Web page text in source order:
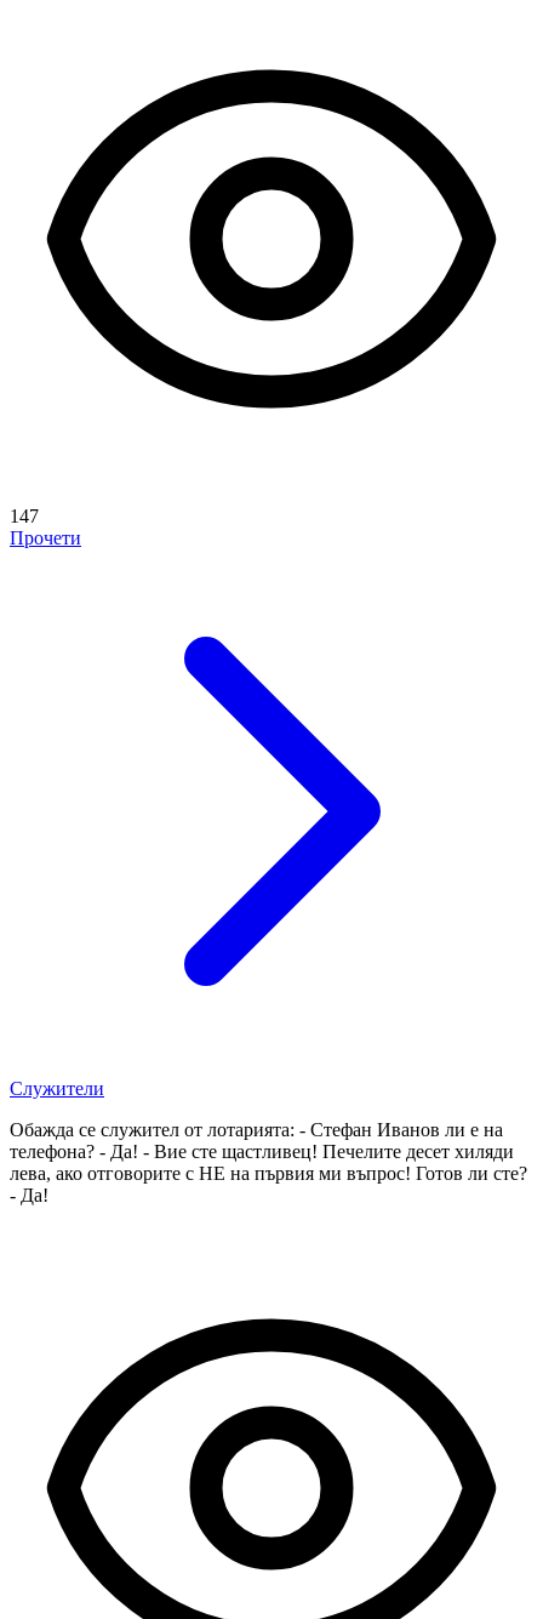
147
Прочети
Служители
Обажда се служител от лотарията: - Стефан Иванов ли е на
телефона? - Да! - Вие сте щастливец! Печелите десет хиляди
лева, ако отговорите с НЕ на първия ми въпрос! Готов ли сте?
- Да!